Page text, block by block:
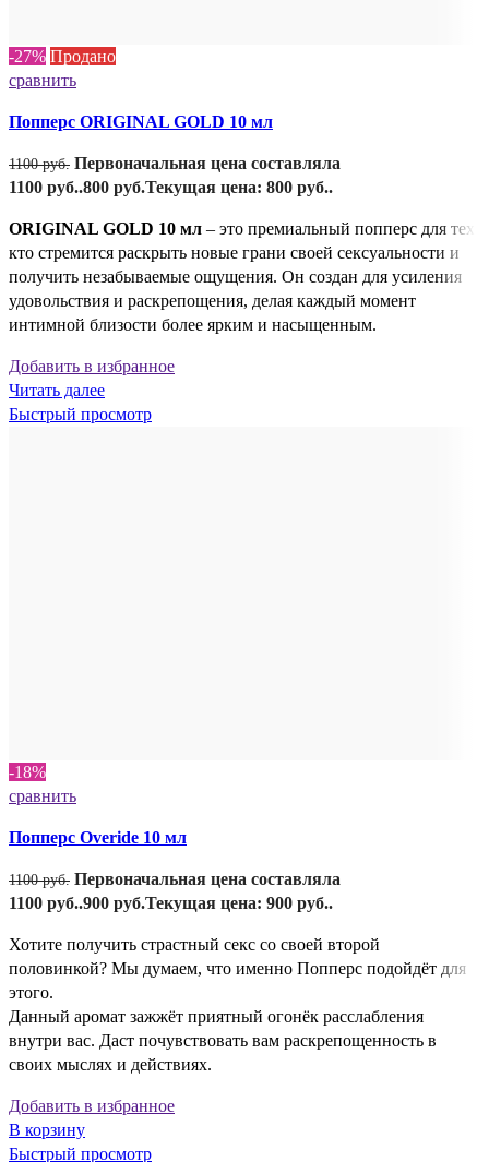
-27% Продано
сравнить
Попперс ORIGINAL GOLD 10 мл
1100руб. Первоначальная цена составляла
1100 руб..800 руб.Текущая цена: 800 руб..
ORIGINAL GOLD 10 мл – это премиальный попперс для тех,
кто стремится раскрыть новые грани своей сексуальности и
получить незабываемые ощущения. Он создан для усиления
удовольствия и раскрепощения, делая каждый момент
интимной близости более ярким и насыщенным.
Добавить в избранное
Читать далее
Быстрый просмотр
-18%
сравнить
Попперс Overide 10 мл
1100руб. Первоначальная цена составляла
1100 руб..900 руб.Текущая цена: 900 руб..
Хотите получить страстный секс со своей второй
половинкой? Мы думаем, что именно Попперс подойдёт для
этого.
Данный аромат зажжёт приятный огонёк расслабления
внутри вас. Даст почувствовать вам раскрепощенность в
своих мыслях и действиях.
Добавить в избранное
В корзину
Быстрый просмотр